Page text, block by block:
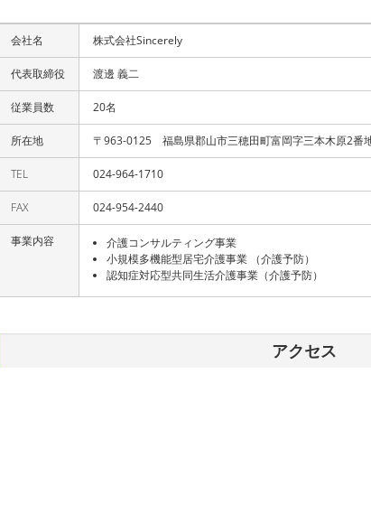
会社名 株式会社Sincerely
代表取締役 渡邊 義二
従業員数 20名
所在地 〒963-0125 福島県郡山市三穂田町富岡字三本木原2番
TEL 024-964-1710
FAX 024-954-2440
事業内容
介護コンサルティング事業
小規模多機能型居宅介護事業 （介護予防）
認知症対応型共同生活介護事業（介護予防）
アクセス